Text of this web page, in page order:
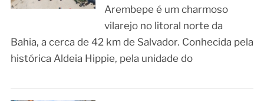
Arembepe é um charmoso
vilarejo no litoral norte da
Bahia, a cerca de 42 km de Salvador. Conhecida pela
histórica Aldeia Hippie, pela unidade do